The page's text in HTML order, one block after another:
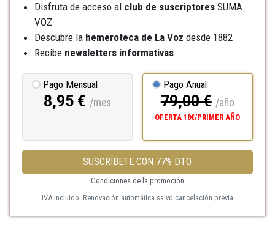
Disfruta de acceso al club de suscriptores SUMA
VOZ
Descubre la hemeroteca de La Voz desde 1882
Recibe newsletters informativas
Pago Mensual
8,95 € /mes
Pago Anual
79,00 € /año
OFERTA 18€/PRIMER AÑO
SUSCRÍBETE CON 77% DTO.
Condiciones de la promoción
IVA incluido. Renovación automática salvo cancelación previa